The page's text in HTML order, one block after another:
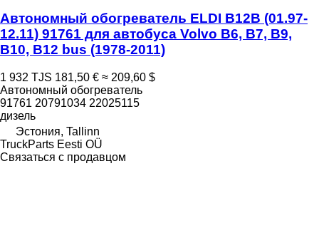
Автономный обогреватель ELDI B12B (01.97-
12.11) 91761 для автобуса Volvo B6, B7, B9,
B10, B12 bus (1978-2011)
1 932 TJS 181,50 € ≈ 209,60 $
Автономный обогреватель
91761 20791034 22025115
дизель
Эстония, Tallinn
TruckParts Eesti OÜ
Связаться с продавцом